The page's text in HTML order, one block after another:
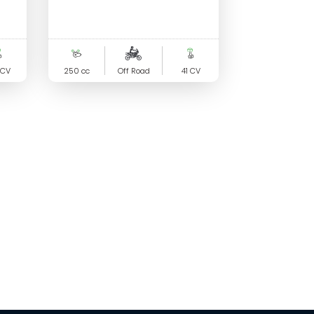
250 cc Off Road 41 CV